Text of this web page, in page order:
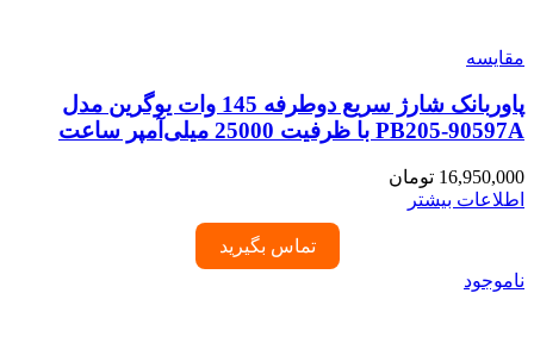
مقایسه
پاوربانک شارژ سریع دوطرفه 145 وات یوگرین مدل
PB205-90597A با ظرفیت 25000 میلی‌آمپر ساعت
16,950,000 تومان
اطلاعات بیشتر
تماس بگیرید
ناموجود